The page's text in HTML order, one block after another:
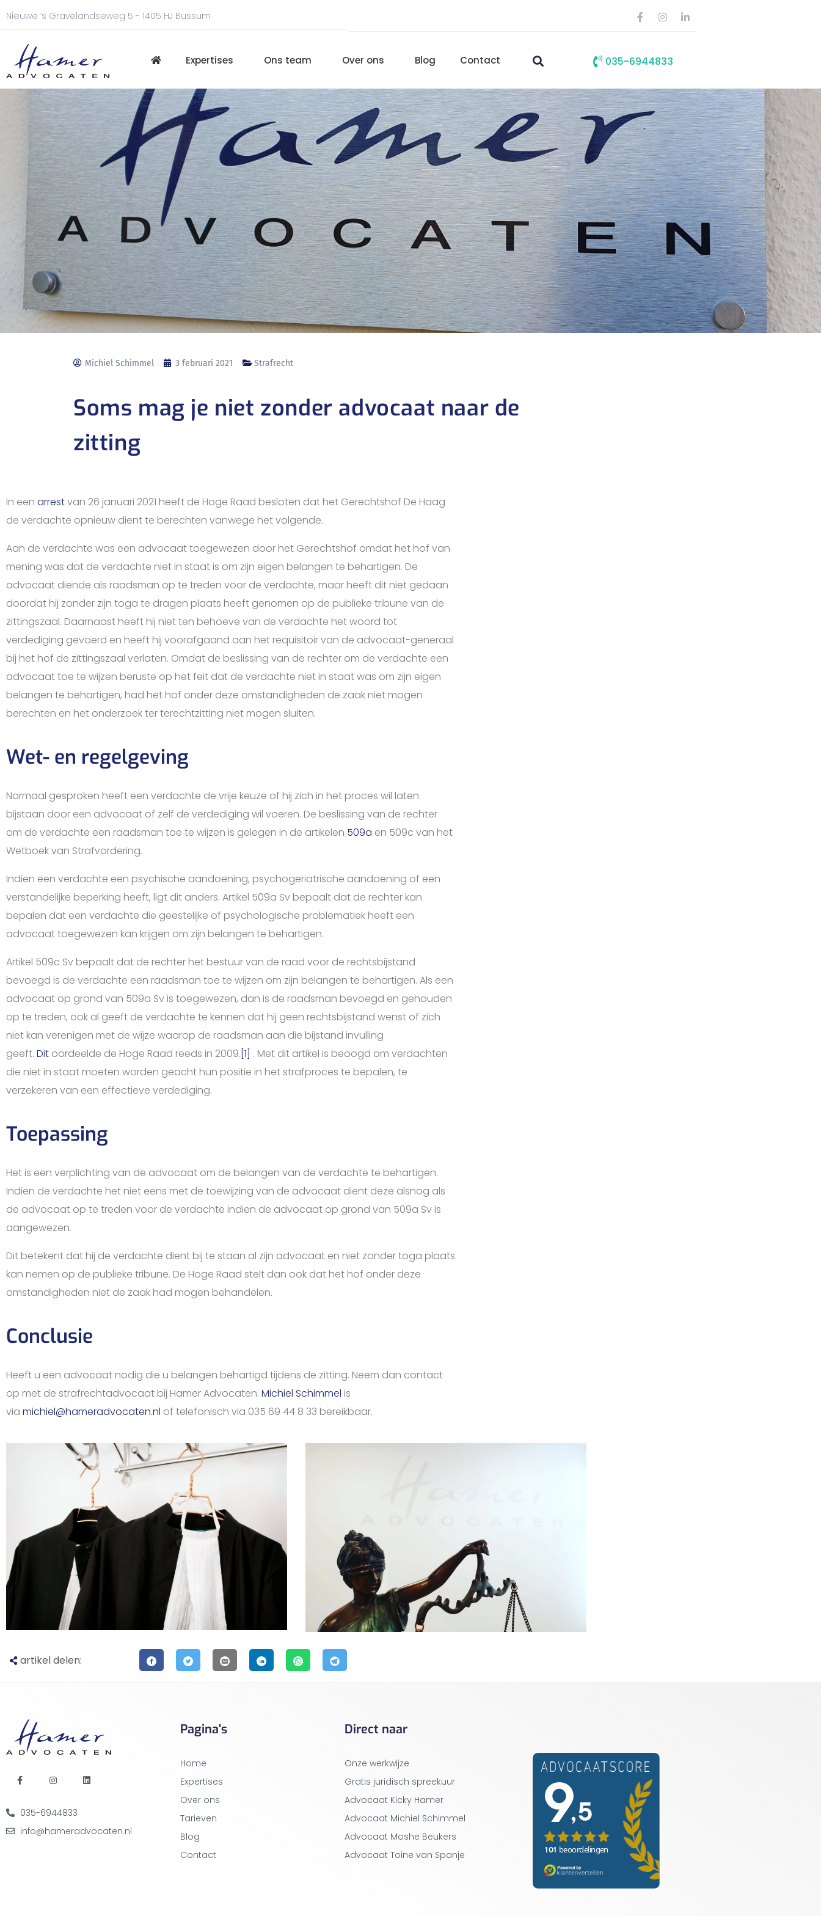
Nieuwe ’s Gravelandseweg 5 - 1405 HJ Bussum
Expertises Ons team Over ons Blog Contact 035-6944833
Michiel Schimmel 3 februari 2021 Strafrecht
Soms mag je niet zonder advocaat naar de
zitting
In een arrestvan 26 januari 2021 heeft de Hoge Raad besloten dat het Gerechtshof De Haag
de verdachte opnieuw dient te berechten vanwege het volgende.
Aan de verdachte was een advocaat toegewezen door het Gerechtshof omdat het hof van
mening was dat de verdachte niet in staat is om zijn eigen belangen te behartigen. De
advocaat diende als raadsman op te treden voor de verdachte, maar heeft dit niet gedaan
doordat hij zonder zijn toga te dragen plaats heeft genomen op de publieke tribune van de
zittingszaal. Daarnaast heeft hij niet ten behoeve van de verdachte het woord tot
verdediging gevoerd en heeft hij voorafgaand aan het requisitoir van de advocaat-generaal
bij het hof de zittingszaal verlaten. Omdat de beslissing van de rechter om de verdachte een
advocaat toe te wijzen beruste op het feit dat de verdachte niet in staat was om zijn eigen
belangen te behartigen, had het hof onder deze omstandigheden de zaak niet mogen
berechten en het onderzoek ter terechtzitting niet mogen sluiten.
Wet- en regelgeving
Normaal gesproken heeft een verdachte de vrije keuze of hij zich in het proces wil laten
bijstaan door een advocaat of zelf de verdediging wil voeren. De beslissing van de rechter
om de verdachte een raadsman toe te wijzen is gelegen in de artikelen 509a en 509c van het
Wetboek van Strafvordering.
Indien een verdachte een psychische aandoening, psychogeriatrische aandoening of een
verstandelijke beperking heeft, ligt dit anders. Artikel 509a Sv bepaalt dat de rechter kan
bepalen dat een verdachte die geestelijke of psychologische problematiek heeft een
advocaat toegewezen kan krijgen om zijn belangen te behartigen.
Artikel 509c Sv bepaalt dat de rechter het bestuur van de raad voor de rechtsbijstand
bevoegd is de verdachte een raadsman toe te wijzen om zijn belangen te behartigen. Als een
advocaat op grond van 509a Sv is toegewezen, dan is de raadsman bevoegd en gehouden
op te treden, ook al geeft de verdachte te kennen dat hij geen rechtsbijstand wenst of zich
niet kan verenigen met de wijze waarop de raadsman aan die bijstand invulling
geeft. Dit oordeelde de Hoge Raad reeds in 2009. [1] . Met dit artikel is beoogd om verdachten
die niet in staat moeten worden geacht hun positie in het strafproces te bepalen, te
verzekeren van een effectieve verdediging.
Toepassing
Het is een verplichting van de advocaat om de belangen van de verdachte te behartigen.
Indien de verdachte het niet eens met de toewijzing van de advocaat dient deze alsnog als
de advocaat op te treden voor de verdachte indien de advocaat op grond van 509a Sv is
aangewezen.
Dit betekent dat hij de verdachte dient bij te staan al zijn advocaat en niet zonder toga plaats
kan nemen op de publieke tribune. De Hoge Raad stelt dan ook dat het hof onder deze
omstandigheden niet de zaak had mogen behandelen.
Conclusie
Heeft u een advocaat nodig die u belangen behartigd tijdens de zitting. Neem dan contact
op met de strafrechtadvocaat bij Hamer Advocaten. Michiel Schimmel is
via michiel@hameradvocaten.nl of telefonisch via 035 69 44 8 33 bereikbaar.
artikel delen:
035-6944833
info@hameradvocaten.nl
Pagina's
Home
Expertises
Over ons
Tarieven
Blog
Contact
Direct naar
Onze werkwijze
Gratis juridisch spreekuur
Advocaat Kicky Hamer
Advocaat Michiel Schimmel
Advocaat Moshe Beukers
Advocaat Toine van Spanje